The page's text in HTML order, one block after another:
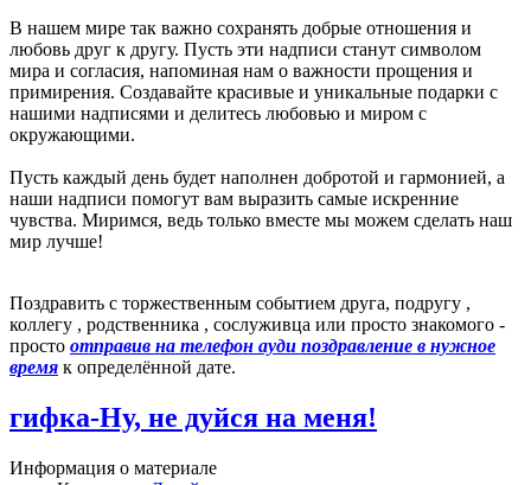
В нашем мире так важно сохранять добрые отношения и
любовь друг к другу. Пусть эти надписи станут символом
мира и согласия, напоминая нам о важности прощения и
примирения. Создавайте красивые и уникальные подарки с
нашими надписями и делитесь любовью и миром с
окружающими.
Пусть каждый день будет наполнен добротой и гармонией, а
наши надписи помогут вам выразить самые искренние
чувства. Миримся, ведь только вместе мы можем сделать наш
мир лучше!
Поздравить с торжественным событием друга, подругу ,
коллегу , родственника , сослуживца или просто знакомого -
просто отправив на телефон ауди поздравление в нужное
время к определённой дате.
гифка-Ну, не дуйся на меня!
Информация о материале